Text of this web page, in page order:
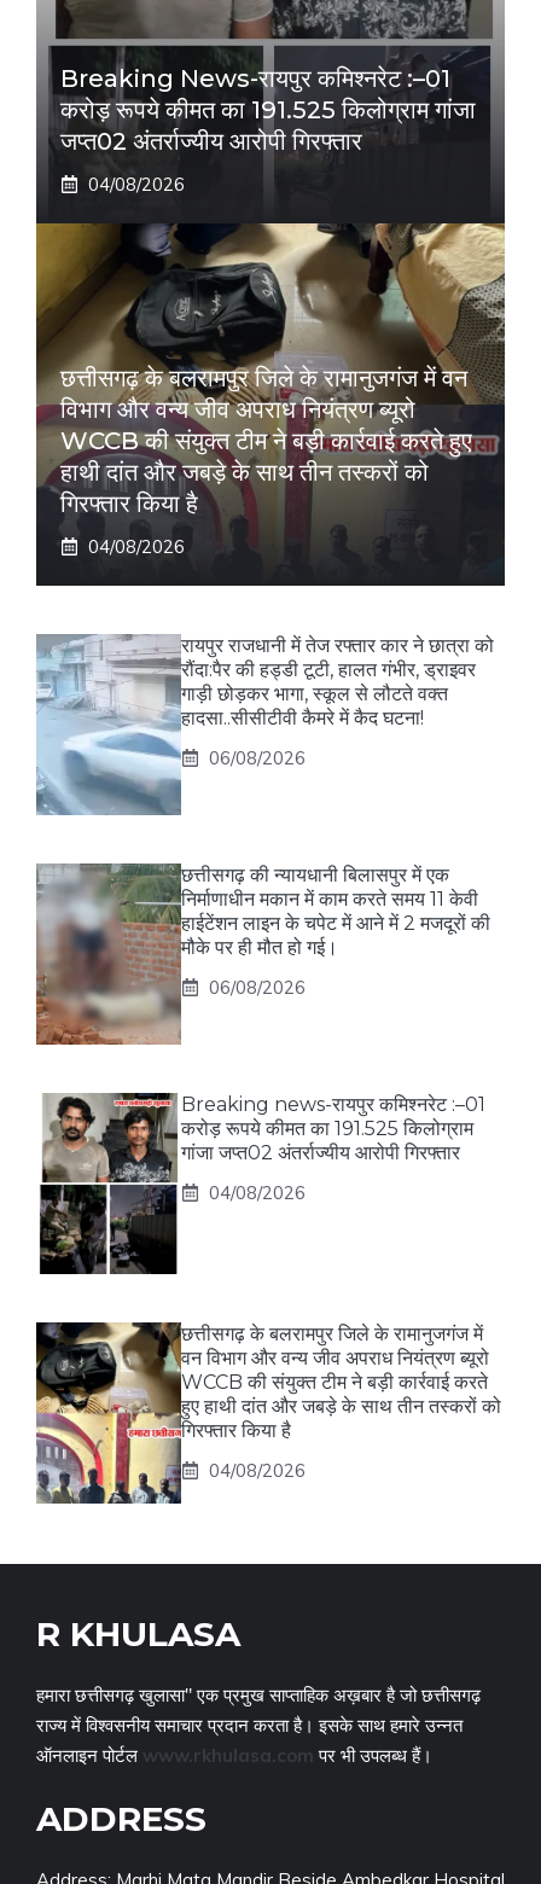
Breaking News-रायपुर कमिश्नरेट :–01
करोड़ रूपये कीमत का 191.525 किलोग्राम गांजा
जप्त02 अंतर्राज्यीय आरोपी गिरफ्तार
04/08/2026
छत्तीसगढ़ के बलरामपुर जिले के रामानुजगंज में वन
विभाग और वन्य जीव अपराध नियंत्रण ब्यूरो
WCCB की संयुक्त टीम ने बड़ी कार्रवाई करते हुए
हाथी दांत और जबड़े के साथ तीन तस्करों को
गिरफ्तार किया है
04/08/2026
रायपुर राजधानी में तेज रफ्तार कार ने छात्रा को
रौंदा:पैर की हड्डी टूटी, हालत गंभीर, ड्राइवर
गाड़ी छोड़कर भागा, स्कूल से लौटते वक्त
हादसा..सीसीटीवी कैमरे में कैद घटना!
06/08/2026
छत्तीसगढ़ की न्यायधानी बिलासपुर में एक
निर्माणाधीन मकान में काम करते समय 11 केवी
हाईटेंशन लाइन के चपेट में आने में 2 मजदूरों की
मौके पर ही मौत हो गई।
06/08/2026
Breaking news-रायपुर कमिश्नरेट :–01
करोड़ रूपये कीमत का 191.525 किलोग्राम
गांजा जप्त02 अंतर्राज्यीय आरोपी गिरफ्तार
04/08/2026
छत्तीसगढ़ के बलरामपुर जिले के रामानुजगंज में
वन विभाग और वन्य जीव अपराध नियंत्रण ब्यूरो
WCCB की संयुक्त टीम ने बड़ी कार्रवाई करते
हुए हाथी दांत और जबड़े के साथ तीन तस्करों को
गिरफ्तार किया है
04/08/2026
R KHULASA
हमारा छत्तीसगढ़ खुलासा" एक प्रमुख साप्ताहिक अख़बार है जो छत्तीसगढ़
राज्य में विश्वसनीय समाचार प्रदान करता है। इसके साथ हमारे उन्नत
ऑनलाइन पोर्टल www.rkhulasa.com पर भी उपलब्ध हैं।
ADDRESS